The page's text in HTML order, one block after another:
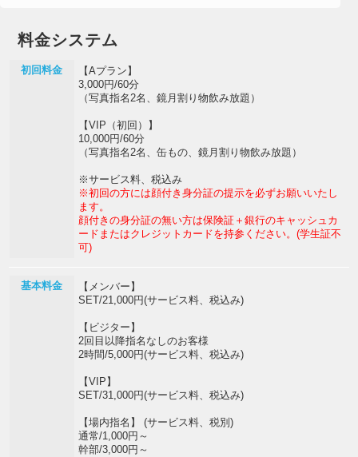
料金システム
初回料金
【Aプラン】
3,000円/60分
（写真指名2名、鏡月割り物飲み放題）
【VIP（初回）】
10,000円/60分
（写真指名2名、缶もの、鏡月割り物飲み放題）
※サービス料、税込み
※初回の方には顔付き身分証の提示を必ずお願いいたし
ます。
顔付きの身分証の無い方は保険証＋銀行のキャッシュカ
ードまたはクレジットカードを持参ください。(学生証不
可)
基本料金
【メンバー】
SET/21,000円(サービス料、税込み)
【ビジター】
2回目以降指名なしのお客様
2時間/5,000円(サービス料、税込み)
【VIP】
SET/31,000円(サービス料、税込み)
【場内指名】 (サービス料、税別)
通常/1,000円～
幹部/3,000円～